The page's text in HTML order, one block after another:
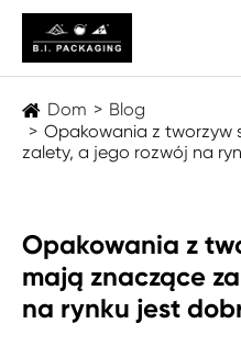
Dom
Blog
Opakowania z tworzyw
zalety, a jego rozwój na
Opakowania z
mają znaczące
na rynku jest